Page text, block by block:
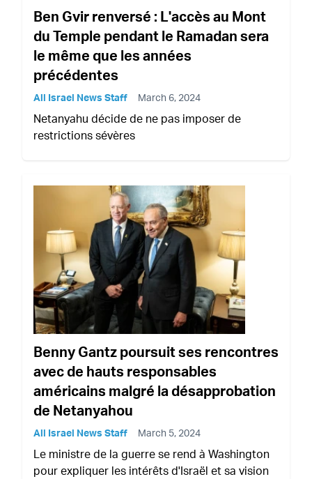
Ben Gvir renversé : L'accès au Mont
du Temple pendant le Ramadan sera
le même que les années
précédentes
All Israel News Staff March 6, 2024
Netanyahu décide de ne pas imposer de
restrictions sévères
Benny Gantz poursuit ses rencontres
avec de hauts responsables
américains malgré la désapprobation
de Netanyahou
All Israel News Staff March 5, 2024
Le ministre de la guerre se rend à Washington
pour expliquer les intérêts d'Israël et sa vision